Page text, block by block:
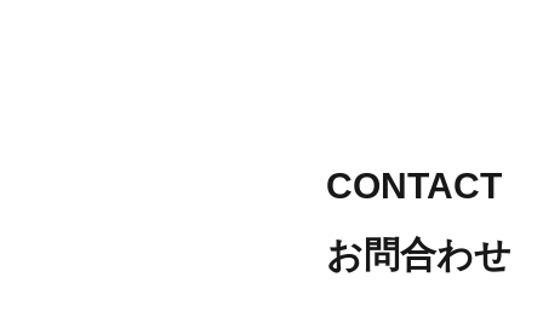
CONTACT
お問合わせ